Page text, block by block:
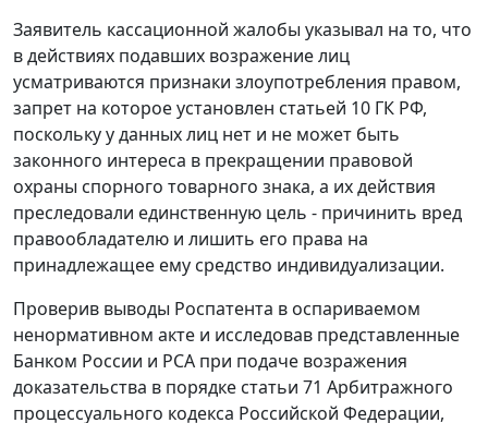
Заявитель кассационной жалобы указывал на то, что
в действиях подавших возражение лиц
усматриваются признаки злоупотребления правом,
запрет на которое установлен статьей 10 ГК РФ,
поскольку у данных лиц нет и не может быть
законного интереса в прекращении правовой
охраны спорного товарного знака, а их действия
преследовали единственную цель - причинить вред
правообладателю и лишить его права на
принадлежащее ему средство индивидуализации.
Проверив выводы Роспатента в оспариваемом
ненормативном акте и исследовав представленные
Банком России и РСА при подаче возражения
доказательства в порядке статьи 71 Арбитражного
процессуального кодекса Российской Федерации,